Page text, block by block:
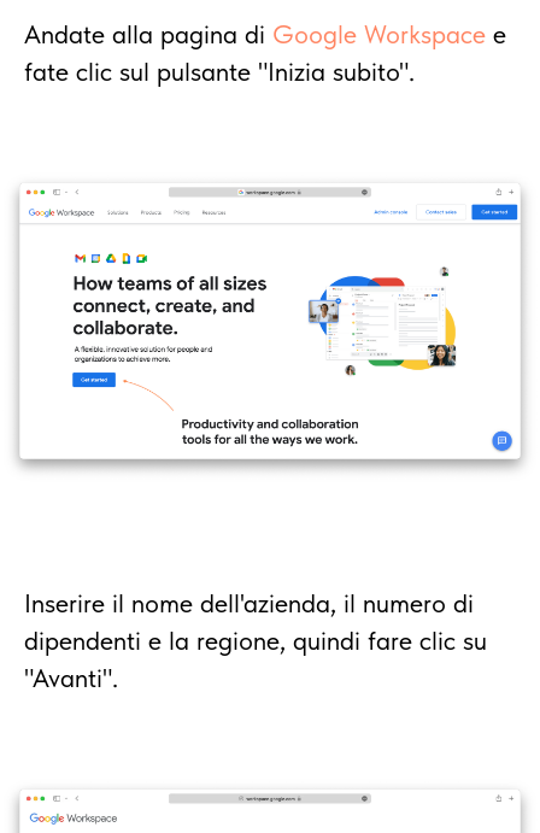
Andate alla pagina di Google Workspace e
fate clic sul pulsante "Inizia subito".
Inserire il nome dell'azienda, il numero di
dipendenti e la regione, quindi fare clic su
"Avanti".